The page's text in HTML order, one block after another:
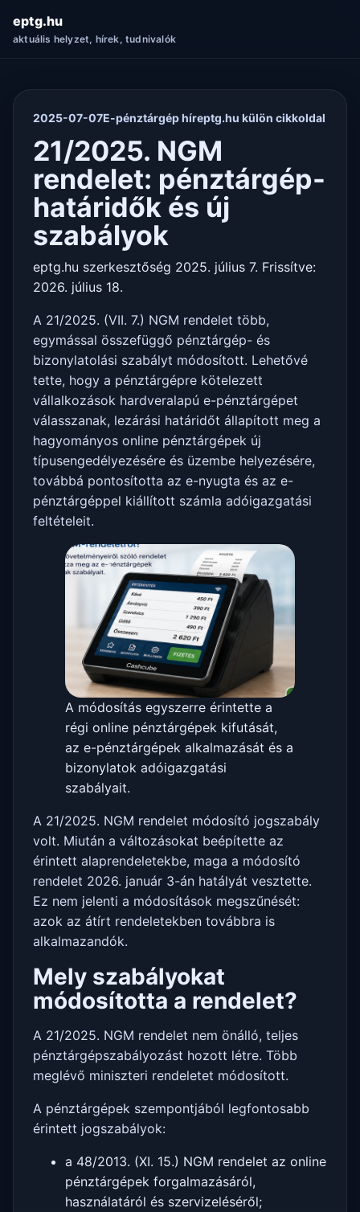
eptg.hu
aktuális helyzet, hírek, tudnivalók
2025-07-07E-pénztárgép híreptg.hu külön cikkoldal
21/2025. NGM
rendelet: pénztárgép-
határidők és új
szabályok
eptg.hu szerkesztőség 2025. július 7. Frissítve:
2026. július 18.
A 21/2025. (VII. 7.) NGM rendelet több,
egymással összefüggő pénztárgép- és
bizonylatolási szabályt módosított. Lehetővé
tette, hogy a pénztárgépre kötelezett
vállalkozások hardveralapú e-pénztárgépet
válasszanak, lezárási határidőt állapított meg a
hagyományos online pénztárgépek új
típusengedélyezésére és üzembe helyezésére,
továbbá pontosította az e-nyugta és az e-
pénztárgéppel kiállított számla adóigazgatási
feltételeit.
A módosítás egyszerre érintette a
régi online pénztárgépek kifutását,
az e-pénztárgépek alkalmazását és a
bizonylatok adóigazgatási
szabályait.
A 21/2025. NGM rendelet módosító jogszabály
volt. Miután a változásokat beépítette az
érintett alaprendeletekbe, maga a módosító
rendelet 2026. január 3-án hatályát vesztette.
Ez nem jelenti a módosítások megszűnését:
azok az átírt rendeletekben továbbra is
alkalmazandók.
Mely szabályokat
módosította a rendelet?
A 21/2025. NGM rendelet nem önálló, teljes
pénztárgépszabályozást hozott létre. Több
meglévő miniszteri rendeletet módosított.
A pénztárgépek szempontjából legfontosabb
érintett jogszabályok:
a 48/2013. (XI. 15.) NGM rendelet az online
pénztárgépek forgalmazásáról,
használatáról és szervizeléséről;